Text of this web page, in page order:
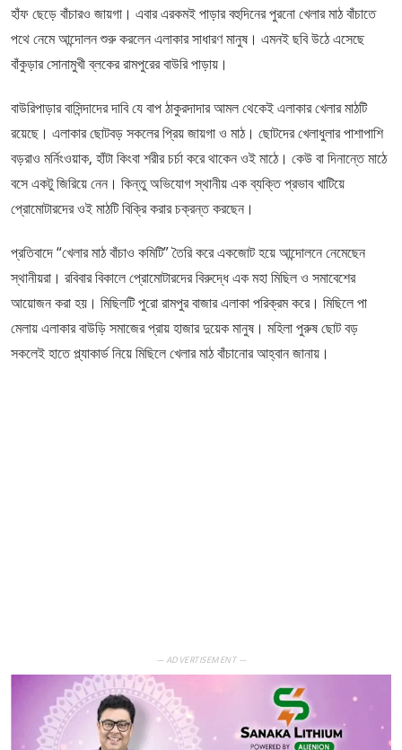
হাঁফ ছেড়ে বাঁচারও জায়গা। এবার এরকমই পাড়ার বহুদিনের পুরনো খেলার মাঠ বাঁচাতে
পথে নেমে আন্দোলন শুরু করলেন এলাকার সাধারণ মানুষ। এমনই ছবি উঠে এসেছে
বাঁকুড়ার সোনামুখী ব্লকের রামপুরের বাউরি পাড়ায়।
বাউরিপাড়ার বাসিন্দাদের দাবি যে বাপ ঠাকুরদাদার আমল থেকেই এলাকার খেলার মাঠটি
রয়েছে। এলাকার ছোটবড় সকলের প্রিয় জায়গা ও মাঠ। ছোটদের খেলাধুলার পাশাপাশি
বড়রাও মর্নিংওয়াক, হাঁটা কিংবা শরীর চর্চা করে থাকেন ওই মাঠে। কেউ বা দিনান্তে মাঠে
বসে একটু জিরিয়ে নেন। কিন্তু অভিযোগ স্থানীয় এক ব্যক্তি প্রভাব খাটিয়ে
প্রোমোটারদের ওই মাঠটি বিক্রি করার চক্রন্ত করছেন।
প্রতিবাদে “খেলার মাঠ বাঁচাও কমিটি” তৈরি করে একজোট হয়ে আন্দোলনে নেমেছেন
স্থানীয়রা। রবিবার বিকালে প্রোমোটারদের বিরুদ্ধে এক মহা মিছিল ও সমাবেশের
আয়োজন করা হয়। মিছিলটি পুরো রামপুর বাজার এলাকা পরিক্রম করে। মিছিলে পা
মেলায় এলাকার বাউড়ি সমাজের প্রায় হাজার দুয়েক মানুষ। মহিলা পুরুষ ছোট বড়
সকলেই হাতে প্ল্যাকার্ড নিয়ে মিছিলে খেলার মাঠ বাঁচানোর আহ্বান জানায়।
— ADVERTISEMENT —